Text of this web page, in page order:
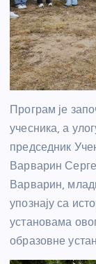
Програм је
учесника, а
председник
Варварин
Варварин,
упознају са
установама
образовне